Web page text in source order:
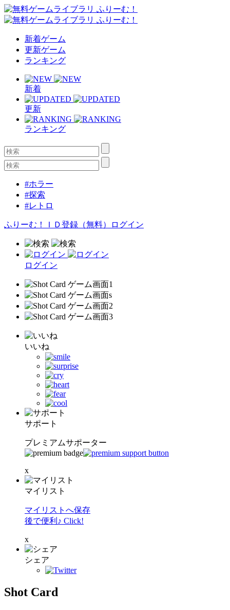
新着ゲーム
更新ゲーム
ランキング
新着
更新
ランキング
#ホラー
#探索
#レトロ
ふりーむ！ＩＤ登録（無料） ログイン
ログイン
いいね
サポート
プレミアムサポーター
x
マイリスト
マイリストへ保存
後で便利♪ Click!
x
シェア
Shot Card